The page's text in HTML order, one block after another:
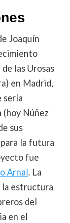
Joaquín
las Urosas
en Madrid,
sería
(hoy Núñez
sus
la futura
fue
Arnal. La
la estructura
del
en el